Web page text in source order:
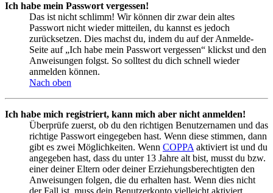
Ich habe mein Passwort vergessen!
Das ist nicht schlimm! Wir können dir zwar dein altes
Passwort nicht wieder mitteilen, du kannst es jedoch
zurücksetzen. Dies machst du, indem du auf der Anmelde-
Seite auf „Ich habe mein Passwort vergessen“ klickst und den
Anweisungen folgst. So solltest du dich schnell wieder
anmelden können.
Nach oben
Ich habe mich registriert, kann mich aber nicht anmelden!
Überprüfe zuerst, ob du den richtigen Benutzernamen und das
richtige Passwort eingegeben hast. Wenn diese stimmen, dann
gibt es zwei Möglichkeiten. Wenn COPPA aktiviert ist und du
angegeben hast, dass du unter 13 Jahre alt bist, musst du bzw.
einer deiner Eltern oder deiner Erziehungsberechtigten den
Anweisungen folgen, die du erhalten hast. Wenn dies nicht
der Fall ist, muss dein Benutzerkonto vielleicht aktiviert